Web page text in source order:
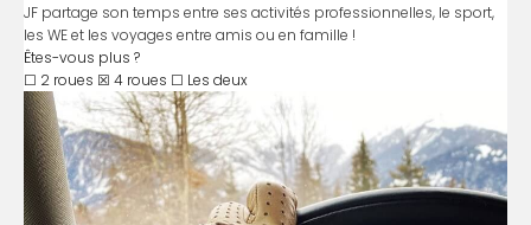
JF partage son temps entre ses activités professionnelles, le sport,
les WE et les voyages entre amis ou en famille !
Êtes-vous plus ?
☐ 2 roues ☒ 4 roues ☐ Les deux